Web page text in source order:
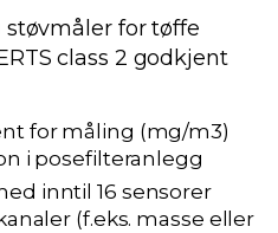
for tøffe
class 2 godkjent
for måling (mg/m3)
i posefilteranlegg
inntil 16 sensorer
(f.eks. masse eller